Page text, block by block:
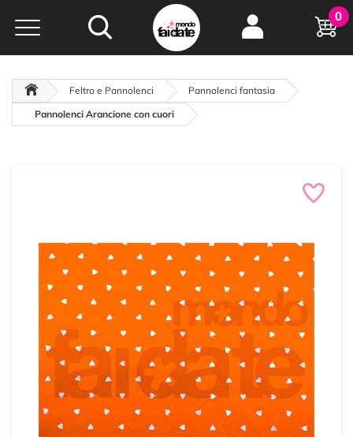
Hobby e
creatività...
oltre 15 anni online
0
Feltro e Pannolenci
Pannolenci fantasia
Pannolenci Arancione con cuori